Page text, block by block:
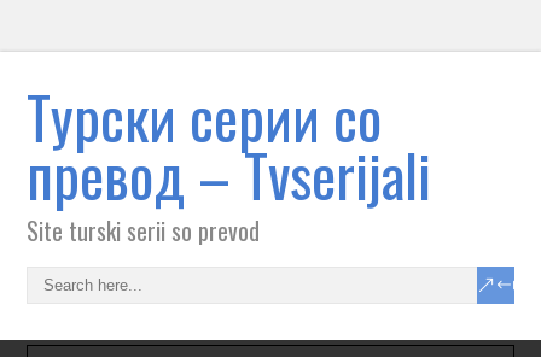
Tурски серии со
превод – Тvserijali
Site turski serii so prevod